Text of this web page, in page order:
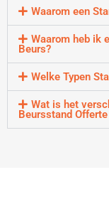
Waarom een
Waarom heb ik
Beurs?
Welke Typen
Wat is het
Beursstand